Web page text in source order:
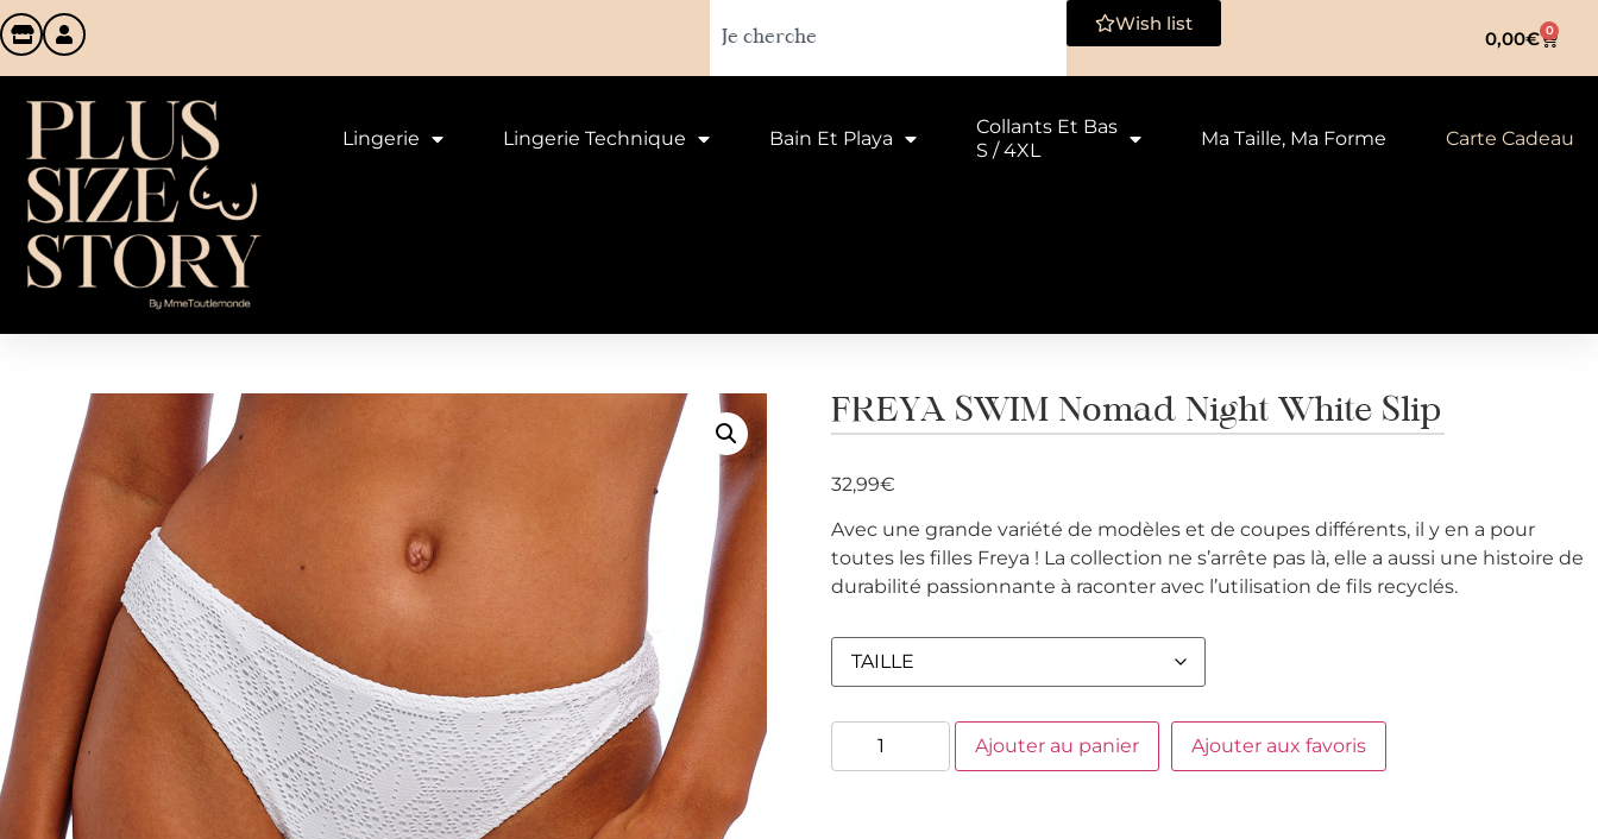
Wish list
0,00€ 0
Lingerie Lingerie Technique Bain Et Playa
Collants Et Bas
S / 4XL
Ma Taille, Ma Forme Carte Cadeau
FREYA SWIM Nomad Night White Slip
32,99€
Avec une grande variété de modèles et de coupes différents, il y en a pour
toutes les filles Freya ! La collection ne s’arrête pas là, elle a aussi une histoire de
durabilité passionnante à raconter avec l’utilisation de fils recyclés.
Ajouter au panier Ajouter aux favoris